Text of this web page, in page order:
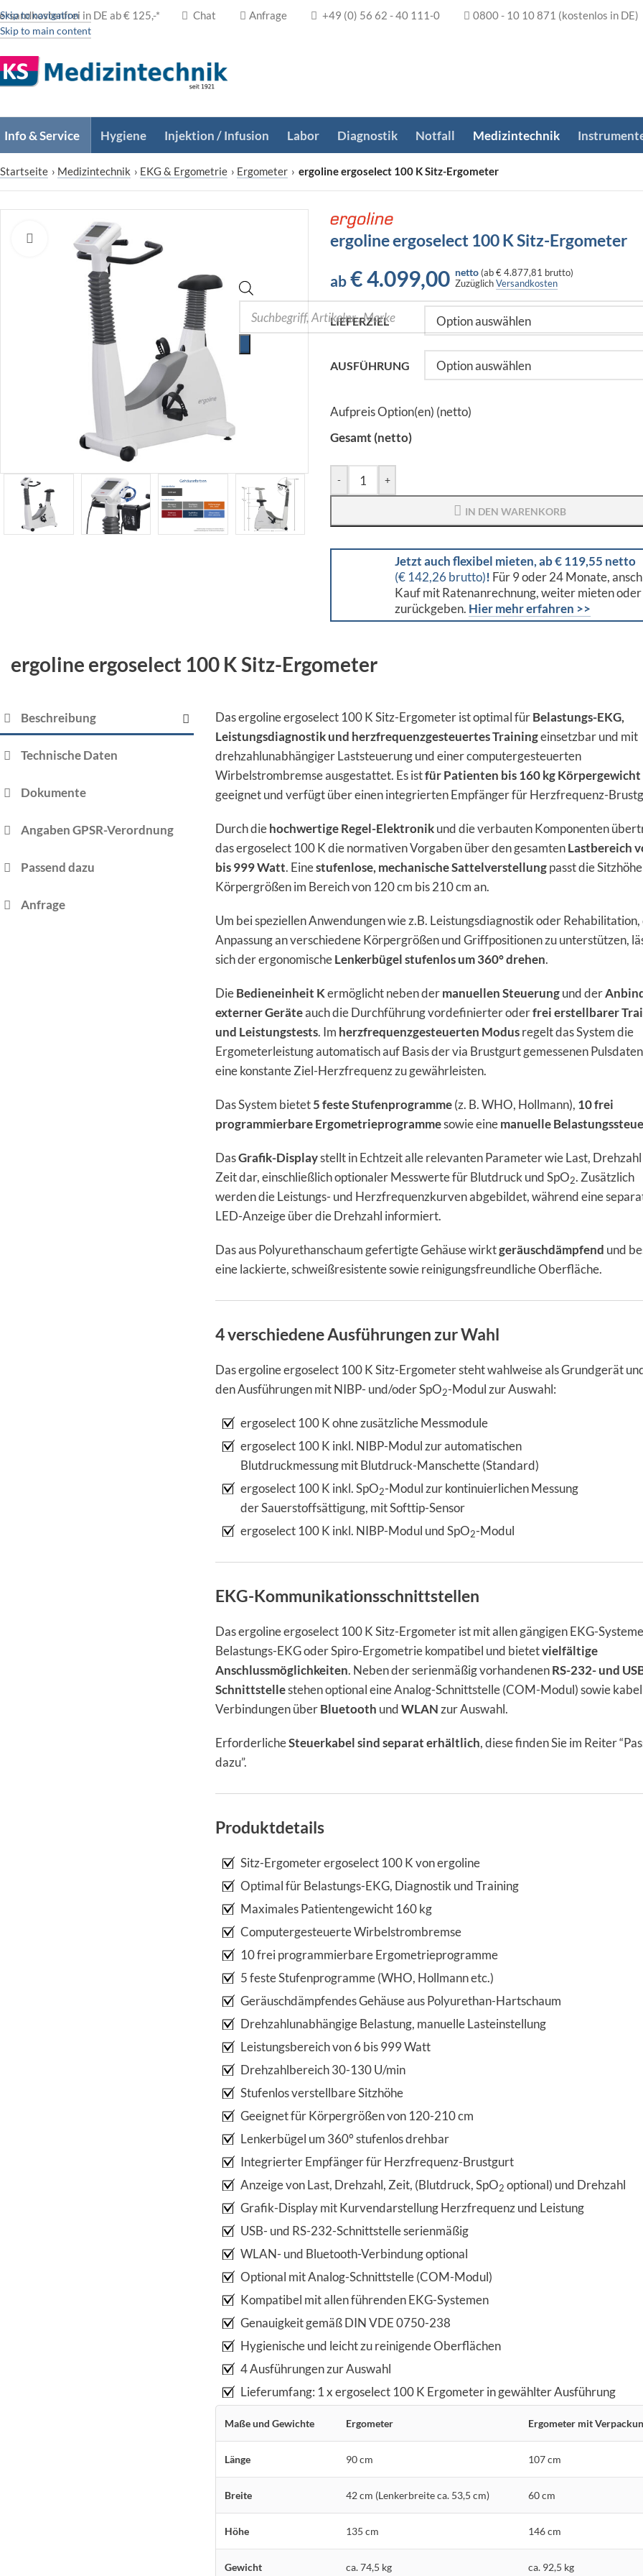
Skip to navigation
Skip to main content
in DE ab € 125,-* Chat Anfrage +49 (0) 56 62 - 40 111-0 0800 - 10 10 871 (kostenlos in DE)
Info & Service Hygiene Injektion / Infusion Labor Diagnostik Notfall Medizintechnik
Startseite › Medizintechnik › EKG & Ergometrie › Ergometer › ergoline ergoselect 100 K Sitz-Ergometer
Zum Vergrößern klicken ergoline ergoselect 100 K Sitz-Ergometer
ab €4.099,00 netto (ab€ 4.877,81 brutto)
ZuzüglichVersandkosten
LIEFERZIEL
AUSFÜHRUNG
Aufpreis Option(en) (netto)
Gesamt (netto)
- +
IN DEN WARENKORB
Jetzt auch flexibel mieten, ab € 119,55 netto
(€ 142,26 brutto)! Für 9 oder 24 Monate,
Kauf mit Ratenanrechnung, weiter mieten oder
zurückgeben. Hier mehr erfahren >>
ergoline ergoselect 100 K Sitz-Ergometer
Beschreibung
Technische Daten
Dokumente
Angaben GPSR-Verordnung
Passend dazu
Anfrage
Das ergoline ergoselect 100 K Sitz-Ergometer ist optimal fürBelastungs-EKG,
Leistungsdiagnostik und herzfrequenzgesteuertes Trainingeinsetzbar und mit
drehzahlunabhängiger Laststeuerung und einer computergesteuerten
Wirbelstrombremse ausgestattet. Es istfür Patienten bis 160 kg Körpergewicht
geeignet und verfügt über einen integrierten Empfänger für Herzfrequenz-
Durch diehochwertige Regel-Elektronikund die verbauten Komponenten
das ergoselect 100 K die normativen Vorgaben über den gesamtenLastbereich
bis 999 Watt. Einestufenlose, mechanische Sattelverstellungpasst die
Körpergrößen im Bereich von 120 cm bis 210 cm an.
Um bei speziellen Anwendungen wie z.B. Leistungsdiagnostik oder Rehabilitation,
Anpassung an verschiedene Körpergrößen und Griffpositionen zu unterstützen,
sich der ergonomischeLenkerbügel stufenlos um 360° drehen.
DieBedieneinheit Kermöglicht neben dermanuellen Steuerungund der
externer Geräteauch die Durchführung vordefinierter oderfrei erstellbarer
und Leistungstests. Im herzfrequenzgesteuerten Modusregelt das System die
Ergometerleistung automatisch auf Basis der via Brustgurt gemessenen
eine konstante Ziel-Herzfrequenz zu gewährleisten.
Das System bietet5 feste Stufenprogramme(z. B. WHO, Hollmann), 10 frei
programmierbare Ergometrieprogrammesowie einemanuelle
DasGrafik-Displaystellt in Echtzeit alle relevanten Parameter wie Last,
Zeit dar, einschließlich optionaler Messwerte für Blutdruck und SpO2. Zusätzlich
werden die Leistungs- und Herzfrequenzkurven abgebildet, während eine
LED-Anzeige über die Drehzahl informiert.
Das aus Polyurethanschaum gefertigte Gehäuse wirktgeräuschdämpfend und
eine lackierte, schweißresistente sowie reinigungsfreundliche Oberfläche.
4 verschiedene Ausführungen zur Wahl
Das ergoline ergoselect 100 K Sitz-Ergometer steht wahlweise als Grundgerät
den Ausführungen mit NIBP- und/oder SpO2-Modul zur Auswahl:
ergoselect 100 K ohne zusätzliche Messmodule
ergoselect 100 K inkl. NIBP-Modul zur automatischen
Blutdruckmessung mit Blutdruck-Manschette (Standard)
ergoselect 100 K inkl. SpO2-Modul zur kontinuierlichen Messung
der Sauerstoffsättigung, mit Softtip-Sensor
ergoselect 100 K inkl. NIBP-Modul und SpO2-Modul
EKG-Kommunikationsschnittstellen
Das ergoline ergoselect 100 K Sitz-Ergometer ist mit allen gängigen EKG-
Belastungs-EKG oder Spiro-Ergometrie kompatibel und bietetvielfältige
Anschlussmöglichkeiten. Neben der serienmäßig vorhandenenRS-232- und
Schnittstellestehen optional eine Analog-Schnittstelle (COM-Modul) sowie
Verbindungen überBluetooth undWLANzur Auswahl.
ErforderlicheSteuerkabel sind separat erhältlich, diese finden Sie im Reiter
dazu”.
Produktdetails
Sitz-Ergometer ergoselect 100 K von ergoline
Optimal für Belastungs-EKG, Diagnostik und Training
Maximales Patientengewicht 160 kg
Computergesteuerte Wirbelstrombremse
10 frei programmierbare Ergometrieprogramme
5 feste Stufenprogramme (WHO, Hollmann etc.)
Geräuschdämpfendes Gehäuse aus Polyurethan-Hartschaum
Drehzahlunabhängige Belastung, manuelle Lasteinstellung
Leistungsbereich von 6 bis 999 Watt
Drehzahlbereich 30-130 U/min
Stufenlos verstellbare Sitzhöhe
Geeignet für Körpergrößen von 120-210 cm
Lenkerbügel um 360° stufenlos drehbar
Integrierter Empfänger für Herzfrequenz-Brustgurt
Anzeige von Last, Drehzahl, Zeit, (Blutdruck, SpO2 optional) und Drehzahl
Grafik-Display mit Kurvendarstellung Herzfrequenz und Leistung
USB- und RS-232-Schnittstelle serienmäßig
WLAN- und Bluetooth-Verbindung optional
Optional mit Analog-Schnittstelle (COM-Modul)
Kompatibel mit allen führenden EKG-Systemen
Genauigkeit gemäß DIN VDE 0750-238
Hygienische und leicht zu reinigende Oberflächen
4 Ausführungen zur Auswahl
Lieferumfang: 1 x ergoselect 100 K Ergometer in gewählter Ausführung
Maße und Gewichte Ergometer Ergometer mit
Länge 90 cm 107 cm
Breite 42 cm (Lenkerbreite ca. 53,5 cm) 60 cm
Höhe 135 cm 146 cm
Gewicht ca. 74,5 kg ca. 92,5 kg